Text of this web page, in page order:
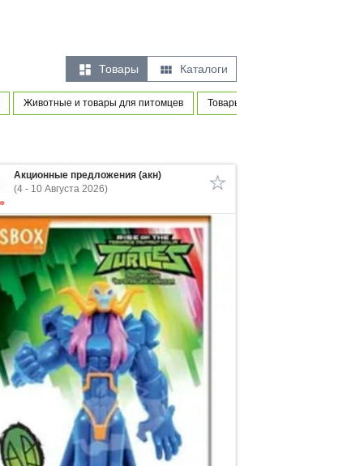
 Товары  Каталоги
Животные и товары для питомцев Товары для новорожденных
Акционные предложения (акн)
(4 - 10 Августа 2026)